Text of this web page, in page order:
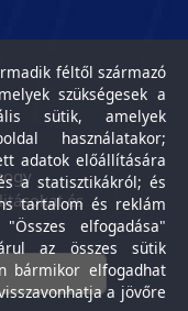
és
féltől származó
szükségesek a
sütik, amelyek
használatakor;
adatok előállítására
a statisztikákról; és
tartalom és reklám
elfogadása"
az összes sütik
bármikor elfogadhat
a jövőre